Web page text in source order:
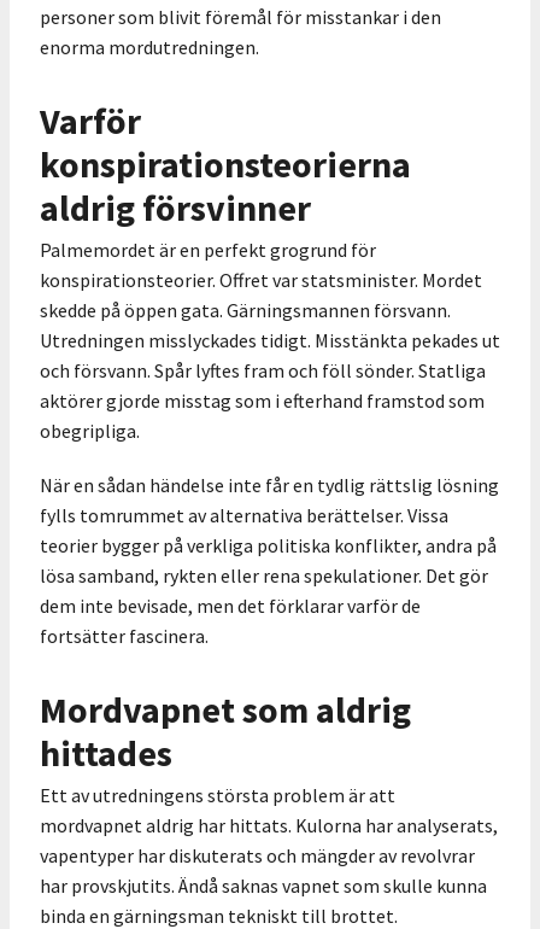
personer som blivit föremål för misstankar i den
enorma mordutredningen.
Varför
konspirationsteorierna
aldrig försvinner
Palmemordet är en perfekt grogrund för
konspirationsteorier. Offret var statsminister. Mordet
skedde på öppen gata. Gärningsmannen försvann.
Utredningen misslyckades tidigt. Misstänkta pekades ut
och försvann. Spår lyftes fram och föll sönder. Statliga
aktörer gjorde misstag som i efterhand framstod som
obegripliga.
När en sådan händelse inte får en tydlig rättslig lösning
fylls tomrummet av alternativa berättelser. Vissa
teorier bygger på verkliga politiska konflikter, andra på
lösa samband, rykten eller rena spekulationer. Det gör
dem inte bevisade, men det förklarar varför de
fortsätter fascinera.
Mordvapnet som aldrig
hittades
Ett av utredningens största problem är att
mordvapnet aldrig har hittats. Kulorna har analyserats,
vapentyper har diskuterats och mängder av revolvrar
har provskjutits. Ändå saknas vapnet som skulle kunna
binda en gärningsman tekniskt till brottet.